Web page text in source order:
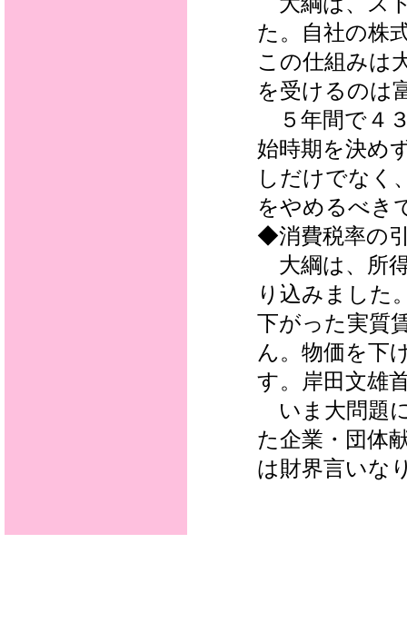
た。自社の株
この仕組みは
を受けるのは
５年間で４
始時期を決め
しだけでなく
をやめるべき
◆消費税率の
大綱は、所
り込みました
下がった実質
ん。物価を下
す。岸田文雄
いま大問題
た企業・団体
は財界言いな